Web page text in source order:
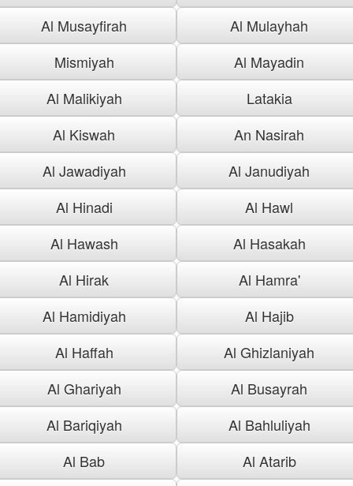
Al Musayfirah
Al Mulayhah
Mismiyah
Al Mayadin
Al Malikiyah
Latakia
Al Kiswah
An Nasirah
Al Jawadiyah
Al Janudiyah
Al Hinadi
Al Hawl
Al Hawash
Al Hasakah
Al Hirak
Al Hamra'
Al Hamidiyah
Al Hajib
Al Haffah
Al Ghizlaniyah
Al Ghariyah
Al Busayrah
Al Bariqiyah
Al Bahluliyah
Al Bab
Al Atarib